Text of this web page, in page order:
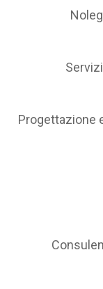
Progettazione